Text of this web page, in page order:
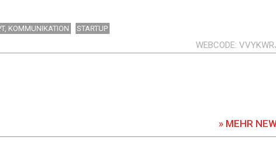
KOMMUNIKATION
STARTUP
WEBCODE
» MEHR